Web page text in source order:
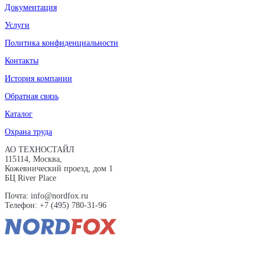
Документация
Услуги
Политика конфиденциальности
Контакты
История компании
Обратная связь
Каталог
Охрана труда
АО ТЕХНОСТАЙЛ
115114, Москва,
Кожевнический проезд, дом 1
БЦ River Place
Почта: info@nordfox.ru
Телефон: +7 (495) 780-31-96